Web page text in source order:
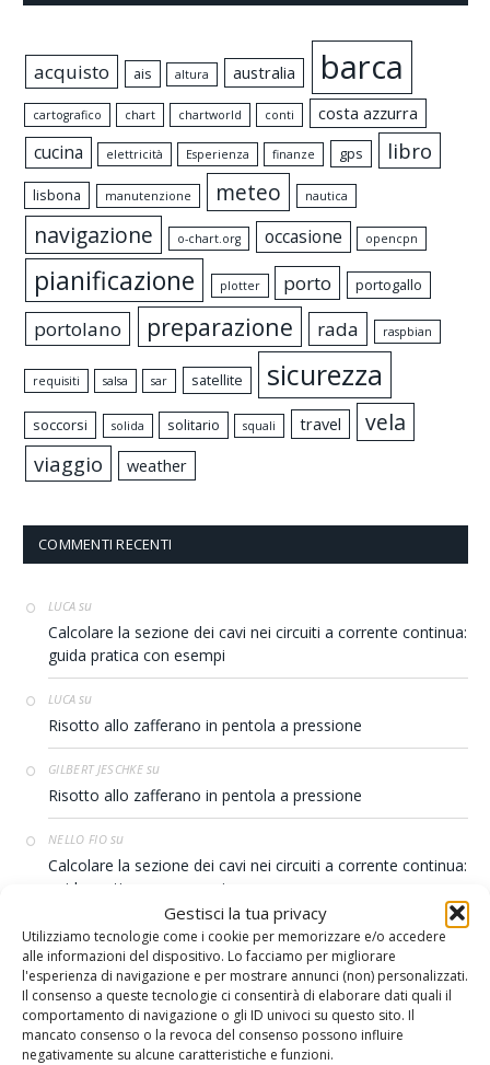
Gestisci la tua privacy
Utilizziamo tecnologie come i cookie per memorizzare e/o accedere
alle informazioni del dispositivo. Lo facciamo per migliorare
l'esperienza di navigazione e per mostrare annunci (non) personalizzati.
Il consenso a queste tecnologie ci consentirà di elaborare dati quali il
comportamento di navigazione o gli ID univoci su questo sito. Il
mancato consenso o la revoca del consenso possono influire
negativamente su alcune caratteristiche e funzioni.
acquisto ais altura australia barca
cartografico chart chartworld conti costa azzurra
cucina elettricità Esperienza finanze gps libro
lisbona manutenzione meteo nautica
navigazione o-chart.org occasione opencpn
pianificazione plotter porto portogallo
portolano preparazione rada raspbian
requisiti salsa sar satellite sicurezza
soccorsi solida solitario squali travel vela
viaggio weather
COMMENTI RECENTI
LUCA su
Calcolare la sezione dei cavi nei circuiti a corrente continua:
guida pratica con esempi
LUCA su
Risotto allo zafferano in pentola a pressione
GILBERT JESCHKEsu
Risotto allo zafferano in pentola a pressione
NELLO FIOsu
Calcolare la sezione dei cavi nei circuiti a corrente continua:
guida pratica con esempi
THOMAS SV CARMINAsu
Contest 38S – Conyplex